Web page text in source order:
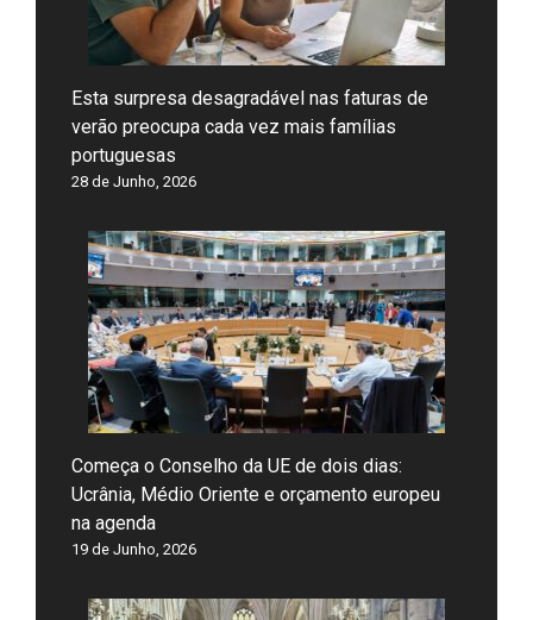
Esta surpresa desagradável nas faturas de
verão preocupa cada vez mais famílias
portuguesas
28 de Junho, 2026
Começa o Conselho da UE de dois dias:
Ucrânia, Médio Oriente e orçamento europeu
na agenda
19 de Junho, 2026